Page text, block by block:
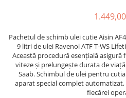
Pachetul de schimb ulei cutie Aisin
9 litri de ulei Ravenol ATF T-WS
Această procedură esențială
viteze și prelungește durata de
Saab. Schimbul de ulei pentru
aparat special complet
fiecărei